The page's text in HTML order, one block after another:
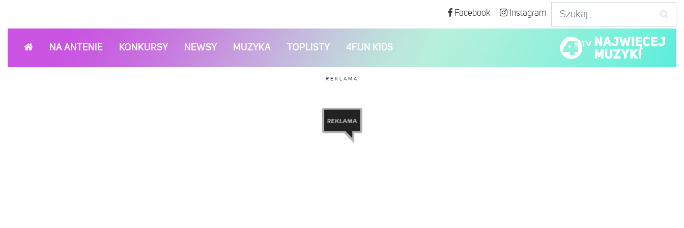
Facebook Instagram
NA ANTENIE KONKURSY NEWSY MUZYKA TOPLISTY 4FUN KIDS
REKLAMA